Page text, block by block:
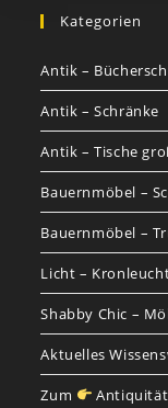
Kategorien
Antik –
Antik – Schränke
Antik – Tische
Bauernmöbel –
Bauernmöbel –
Licht –
Shabby Chic –
Aktuelles
Zum